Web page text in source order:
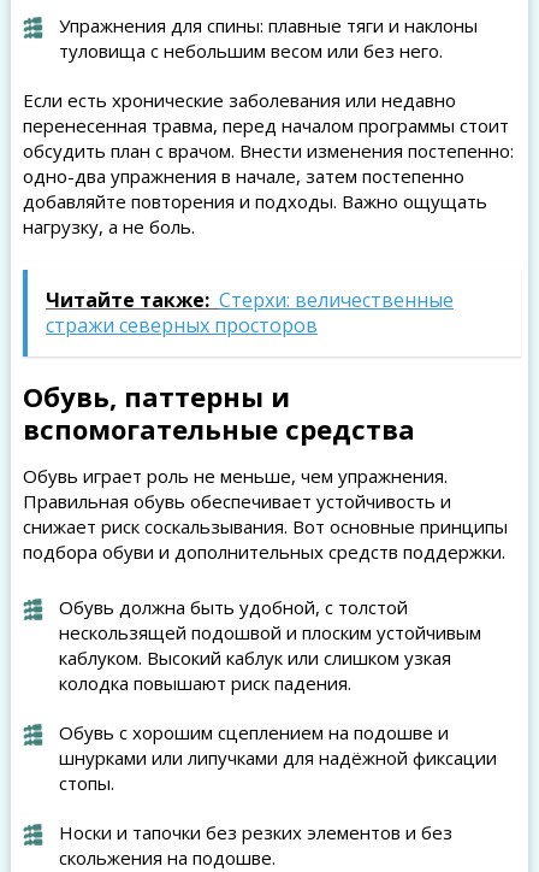
Упражнения для спины: плавные тяги и наклоны
туловища с небольшим весом или без него.
Если есть хронические заболевания или недавно
перенесенная травма, перед началом программы стоит
обсудить план с врачом. Внести изменения постепенно:
одно-два упражнения в начале, затем постепенно
добавляйте повторения и подходы. Важно ощущать
нагрузку, а не боль.
Читайте также: Стерхи: величественные
стражи северных просторов
Обувь, паттерны и
вспомогательные средства
Обувь играет роль не меньше, чем упражнения.
Правильная обувь обеспечивает устойчивость и
снижает риск соскальзывания. Вот основные принципы
подбора обуви и дополнительных средств поддержки.
Обувь должна быть удобной, с толстой
нескользящей подошвой и плоским устойчивым
каблуком. Высокий каблук или слишком узкая
колодка повышают риск падения.
Обувь с хорошим сцеплением на подошве и
шнурками или липучками для надёжной фиксации
стопы.
Носки и тапочки без резких элементов и без
скольжения на подошве.